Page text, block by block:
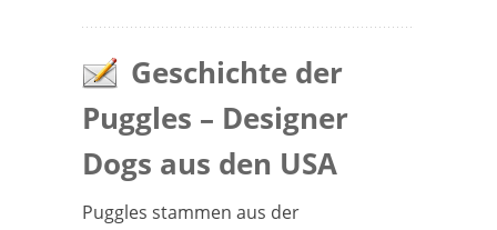
Geschichte der
Puggles – Designer
Dogs aus den USA
Puggles stammen aus der